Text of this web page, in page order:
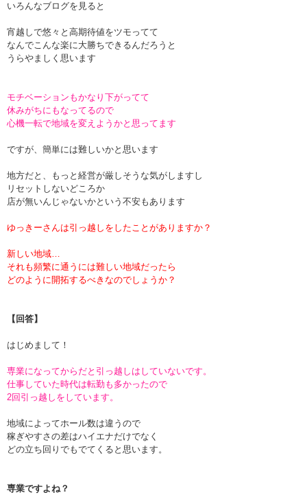
いろんなブログを見ると
宵越しで悠々と高期待値をツモってて
なんでこんな楽に大勝ちできるんだろうと
うらやましく思います
モチベーションもかなり下がってて
休みがちにもなってるので
心機一転で地域を変えようかと思ってます
ですが、簡単には難しいかと思います
地方だと、もっと経営が厳しそうな気がしますし
リセットしないどころか
店が無いんじゃないかという不安もあります
ゆっきーさんは引っ越しをしたことがありますか？
新しい地域…
それも頻繁に通うには難しい地域だったら
どのように開拓するべきなのでしょうか？
【回答】
はじめまして！
専業になってからだと引っ越しはしていないです。
仕事していた時代は転勤も多かったので
2回引っ越しをしています。
地域によってホール数は違うので
稼ぎやすさの差はハイエナだけでなく
どの立ち回りでもでてくると思います。
専業ですよね？